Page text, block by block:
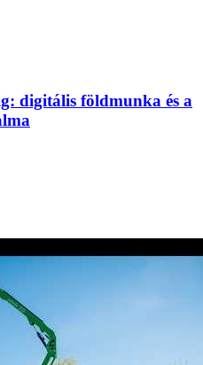
digitális földmunka és a